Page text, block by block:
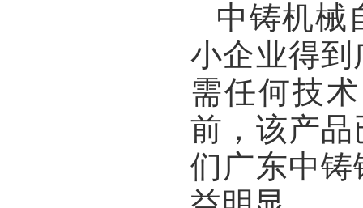
中铸机械
小企业得
需任何技
前，该产
们 广东中铸